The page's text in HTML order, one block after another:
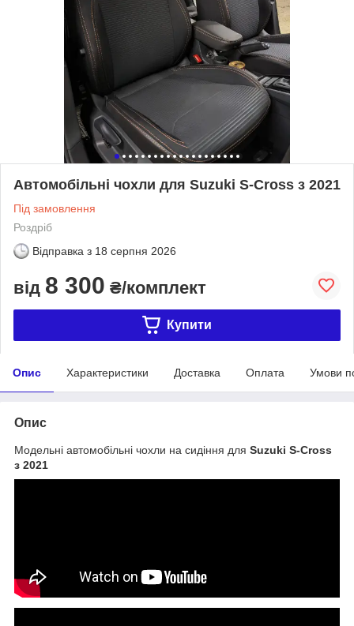
Автомобільні чохли для Suzuki S-Cross з 2021
Під замовлення
Роздріб
Відправка з 18 серпня 2026
від 8 300 ₴/комплект
Купити
Опис Характеристики Доставка Оплата Умови
Опис
Модельні автомобільні чохли на сидіння для Suzuki S-Cross
з 2021